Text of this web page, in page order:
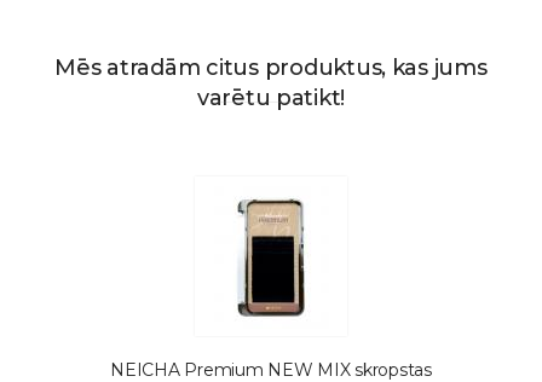
Mēs atradām citus produktus, kas jums
varētu patikt!
NEICHA Premium NEW MIX skropstas